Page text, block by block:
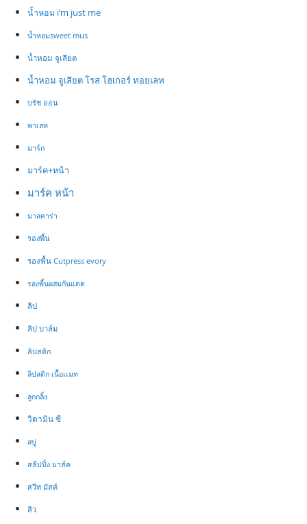
น้ำหอม i’m just me
น้ำหอมsweet mus
น้ำหอม จูเลียต
น้ำหอม จูเลียต โรส โฮเกอร์ ทอยเลท
บรัช ออน
พาเลท
มาร์ก
มาร์ค+หน้า
มาร์ค หน้า
มาสคาร่า
รองพื้น
รองพื้น Cutpress evory
รองพื้น​ผสมกันแดด
ลิป
ลิป บาล์ม
ลิปสติก
ลิปสติก เนื้อเเมท
ลูกกลิ้ง
วิตามิน ซี
สบู่
สลีปปิ้ง มาส์ค
สวีท มัสค์
สิว